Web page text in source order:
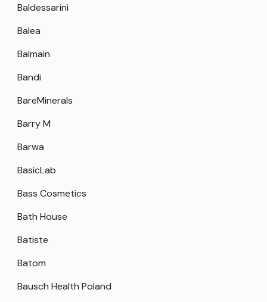
Baldessarini
Balea
Balmain
Bandi
BareMinerals
Barry M
Barwa
BasicLab
Bass Cosmetics
Bath House
Batiste
Batom
Bausch Health Poland